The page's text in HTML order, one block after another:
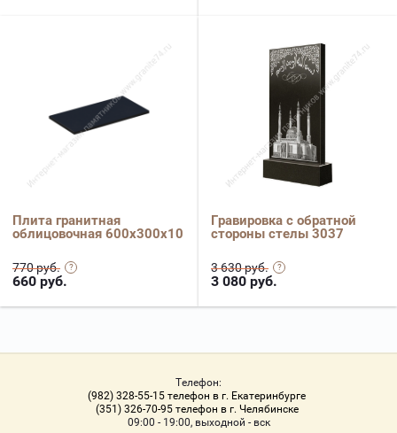
Плита гранитная
облицовочная 600х300х10
770 руб.
660 руб.
Гравировка с обратной
стороны стелы 3037
3 630 руб.
3 080 руб.
Телефон:
(982) 328-55-15 телефон в г. Екатеринбурге
(351) 326-70-95 телефон в г. Челябинске
09:00 - 19:00, выходной - вск